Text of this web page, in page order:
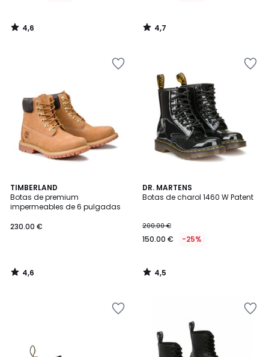
4,6
/
4,7
/
TIMBERLAND
Botas de premium
impermeables de 6 pulgadas
230.00 €
4,6
/ 5
4,6
/
DR. MARTENS
Botas de charol 1460 W Patent
200.00 €
150.00 € -25%
4,5
/ 5
4,5
/